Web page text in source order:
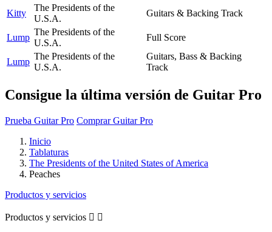
Kitty
The Presidents of the
U.S.A.
Guitars & Backing Track
Lump
The Presidents of the
U.S.A.
Full Score
Lump
The Presidents of the
U.S.A.
Guitars, Bass & Backing
Track
Consigue la última versión de Guitar Pro
Prueba Guitar Pro Comprar Guitar Pro
Inicio
Tablaturas
The Presidents of the United States of America
Peaches
Productos y servicios
Productos y servicios  